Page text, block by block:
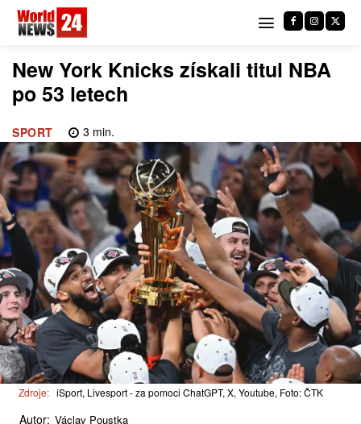
New York Knicks získali titul NBA
po 53 letech
SPORT 3 min.
Zdroje: iSport, Livesport - za pomoci ChatGPT, X, Youtube, Foto: ČTK
Autor: Václav Poustka